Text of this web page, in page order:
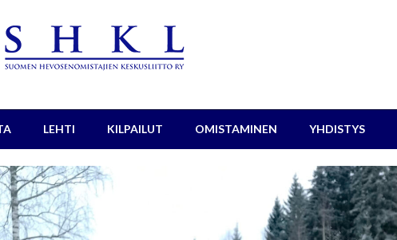
LEHTI KILPAILUT OMISTAMINEN YHDISTYS